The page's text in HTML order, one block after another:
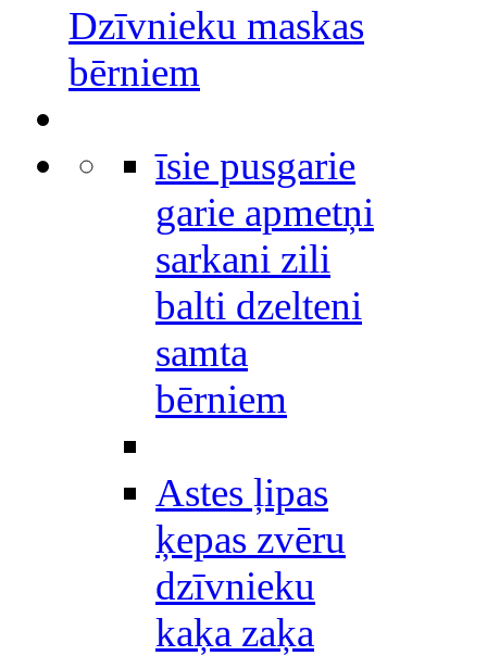
Dzīvnieku maskas
bērniem
īsie pusgarie
garie apmetņi
sarkani zili
balti dzelteni
samta
bērniem
Astes ļipas
ķepas zvēru
dzīvnieku
kaķa zaķa